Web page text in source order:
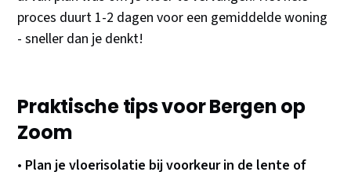
proces duurt 1-2 dagen voor een gemiddelde woning
- sneller dan je denkt!
Praktische tips voor Bergen op
Zoom
• Plan je vloerisolatie bij voorkeur in de lente of